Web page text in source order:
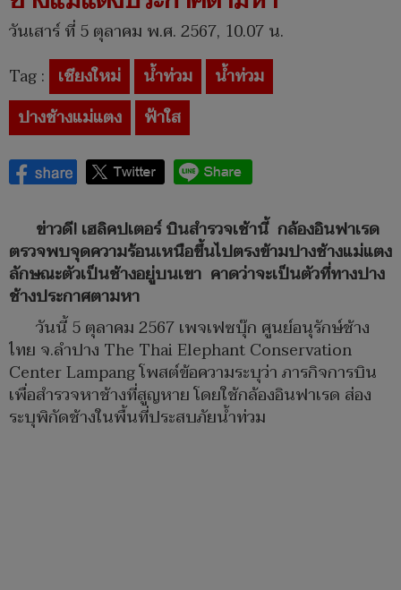
วันเสาร์ ที่ 5 ตุลาคม พ.ศ. 2567, 10.07 น.
Tag : เชียงใหม่ น้ำท่วม
น้ำท่วม
ปางช้างแม่แตง
ฟ้าใส
ข่าวดี! เฮลิคปเตอร์ บินสำรวจเช้านี้ กล้องอินฟาเรด
ตรวจพบจุดความร้อนเหนือขึ้นไปตรงข้ามปางช้างแม่แตง
ลักษณะตัวเป็นช้างอยู่บนเขา คาดว่าจะเป็นตัวที่ทางปาง
ช้างประกาศตามหา
วันนี้ 5 ตุลาคม 2567 เพจเฟซบุ๊ก ศูนย์อนุรักษ์ช้าง
ไทย จ.ลำปาง The Thai Elephant Conservation
Center Lampang โพสต์ข้อความระบุว่า ภารกิจการบิน
เพื่อสำรวจหาช้างที่สูญหาย โดยใช้กล้องอินฟาเรด ส่อง
ระบุพิกัดช้างในพื้นที่ประสบภัยน้ำท่วม